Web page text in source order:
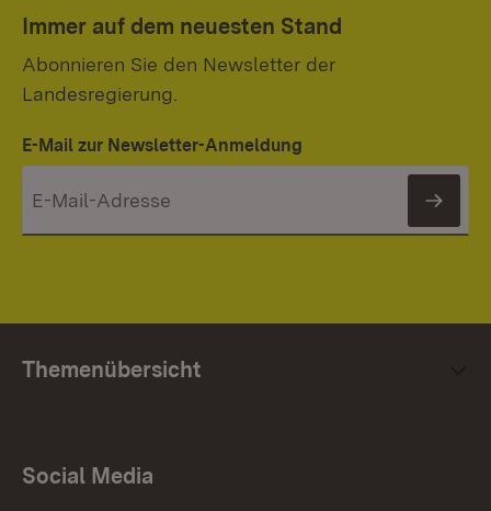
Immer auf dem neuesten Stand
Abonnieren Sie den Newsletter der
Landesregierung.
E-Mail zur Newsletter-Anmeldung
Themenübersicht
Social Media